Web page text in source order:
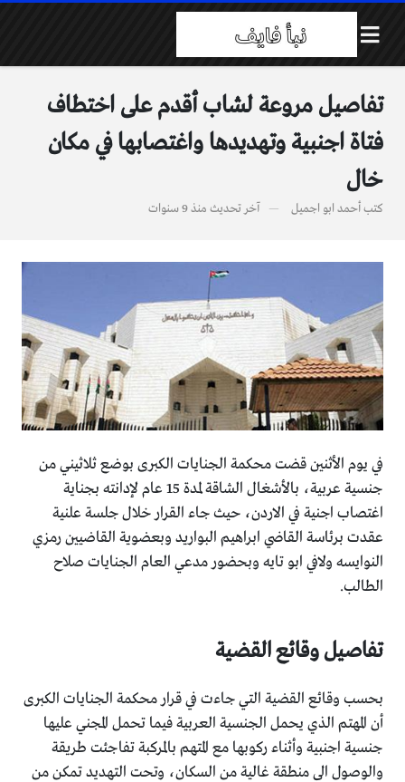
تفاصيل مروعة لشاب أقدم على اختطاف
فتاة اجنبية وتهديدها واغتصابها في مكان
خال
كتبأحمد ابو اجميل آخر تحديث منذ 9 سنوات
في يوم الأثنين قضت محكمة الجنايات الكبرى بوضع ثلاثيني من
جنسية عربية، بالأشغال الشاقة لمدة 15 عام لإدانته بجناية
اغتصاب اجنية في الاردن، حيث جاء القرار خلال جلسة علنية
عقدت برئاسة القاضي ابراهيم البواريد وبعضوية القاضيين رمزي
النوايسه ولافي ابو تايه وبحضور مدعي العام الجنايات صلاح
الطالب.
تفاصيل وقائع القضية
بحسب وقائع القضية التي جاءت في قرار محكمة الجنايات الكبرى
أن المهتم الذي يحمل الجنسية العربية فيما تحمل المجني عليها
جنسية اجنبية وأثناء ركوبها مع المتهم بالمركبة تفاجئت طريقة
والوصول الى منطقة غالية من السكان، وتحت التهديد تمكن من